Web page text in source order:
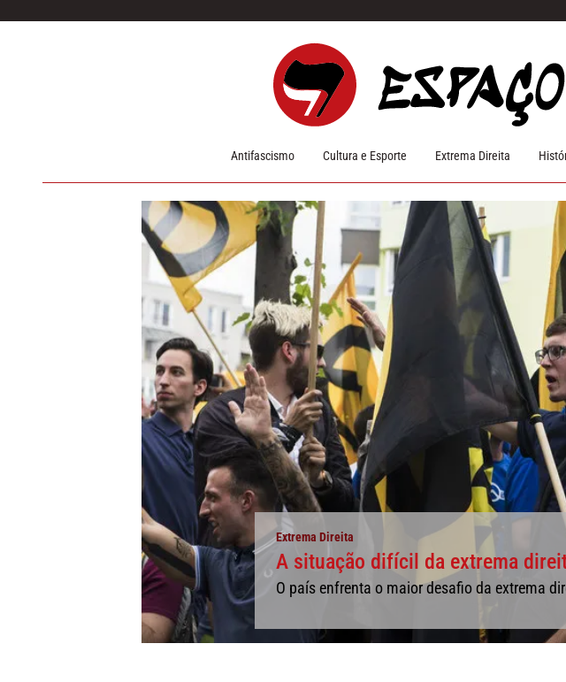
Antifascismo Cultura e Esporte Extrema Direita
Extrema Direita
A situação difícil da extrema
O país enfrenta o maior desafio da extrema